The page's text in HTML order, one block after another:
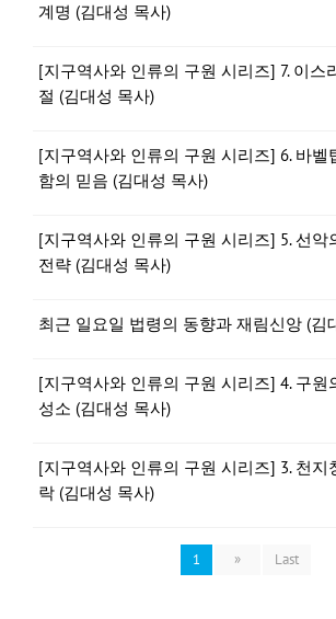
계명 (김대성 목사)
[지구역사와 인류의 구원 시리즈] 7. 이스
절 (김대성 목사)
[지구역사와 인류의 구원 시리즈] 6. 바벨탑
함의 믿음 (김대성 목사)
[지구역사와 인류의 구원 시리즈] 5. 선악
전략 (김대성 목사)
최근 일요일 법령의 동향과 재림신앙 (김
[지구역사와 인류의 구원 시리즈] 4. 구원
성소 (김대성 목사)
[지구역사와 인류의 구원 시리즈] 3. 천지
락 (김대성 목사)
1 » Last